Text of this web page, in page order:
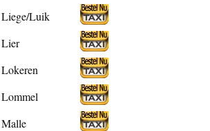
Liege/Luik
Lier
Lokeren
Lommel
Malle